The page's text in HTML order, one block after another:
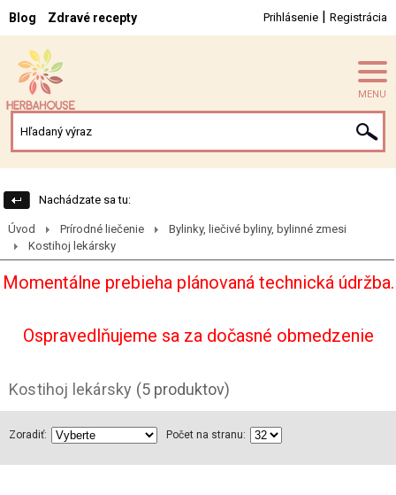
Blog Zdravé recepty Prihlásenie | Registrácia
MENU
Nachádzate sa tu:
Úvod Prírodné liečenie
Bylinky, liečivé byliny, bylinné zmesi
Kostihoj lekársky
Momentálne prebieha plánovaná technická údržba.
Ospravedlňujeme sa za dočasné obmedzenie
Kostihoj lekársky (5 produktov)
Zoradiť: Počet na stranu: